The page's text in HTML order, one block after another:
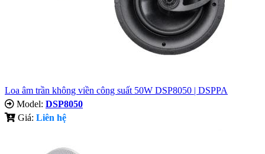
Loa âm trần không viền công suất 50W DSP8050 | DSPPA
Model: DSP8050
Giá: Liên hệ